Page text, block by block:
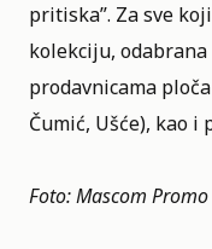
pritiska”. Za sve
kolekciju,
prodavnicama
Čumić, Ušće), kao
Foto: Mascom Promo